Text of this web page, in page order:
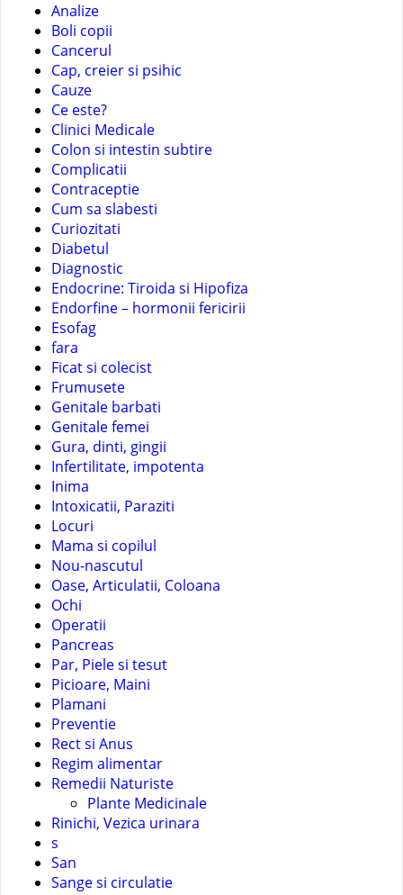
Analize
Boli copii
Cancerul
Cap, creier si psihic
Cauze
Ce este?
Clinici Medicale
Colon si intestin subtire
Complicatii
Contraceptie
Cum sa slabesti
Curiozitati
Diabetul
Diagnostic
Endocrine: Tiroida si Hipofiza
Endorfine – hormonii fericirii
Esofag
fara
Ficat si colecist
Frumusete
Genitale barbati
Genitale femei
Gura, dinti, gingii
Infertilitate, impotenta
Inima
Intoxicatii, Paraziti
Locuri
Mama si copilul
Nou-nascutul
Oase, Articulatii, Coloana
Ochi
Operatii
Pancreas
Par, Piele si tesut
Picioare, Maini
Plamani
Preventie
Rect si Anus
Regim alimentar
Remedii Naturiste
Plante Medicinale
Rinichi, Vezica urinara
s
San
Sange si circulatie